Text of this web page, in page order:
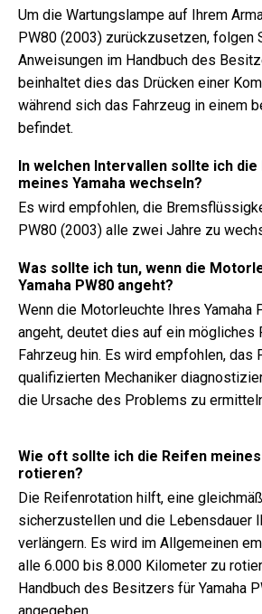
Um die Wartungslampe auf Ihrem
PW80 (2003) zurückzusetzen, folgen
Anweisungen im Handbuch des
beinhaltet dies das Drücken einer
während sich das Fahrzeug in einem
befindet.
In welchen Intervallen sollte ich
meines Yamaha wechseln?
Es wird empfohlen, die
PW80 (2003) alle zwei Jahre zu
Was sollte ich tun, wenn die
Yamaha PW80 angeht?
Wenn die Motorleuchte Ihres Yamaha
angeht, deutet dies auf ein mögliches
Fahrzeug hin. Es wird empfohlen, das
qualifizierten Mechaniker
die Ursache des Problems zu
Wie oft sollte ich die Reifen meines
rotieren?
Die Reifenrotation hilft, eine
sicherzustellen und die Lebensdauer
verlängern. Es wird im Allgemeinen
alle 6.000 bis 8.000 Kilometer zu
Handbuch des Besitzers für Yamaha